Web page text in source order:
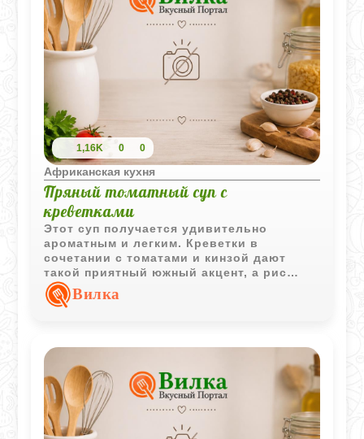
1,16K 0 0
Африканская кухня
Пряный томатный суп с
креветками
Этот суп получается удивительно
ароматным и легким. Креветки в
сочетании с томатами и кинзой дают
такой приятный южный акцент, а рис
делает блюдо более сытным. Готовится
всё очень быстро, буквально на одном
изысканного, но без лишних сложностей
на кухне.
Вилка